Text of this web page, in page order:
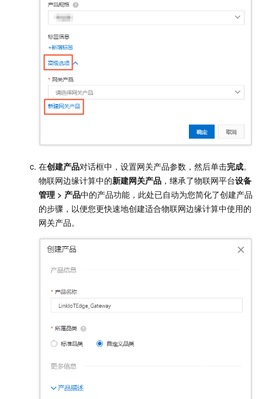
在创建产品对话框中，设置网关产品参数，然后单击完成。
物联网边缘计算中的新建网关产品 ，继承了物联网平台设备
管理 > 产品中的产品功能，此处已自动为您简化了创建产品
的步骤，以便您更快速地创建适合物联网边缘计算中使用的
网关产品。